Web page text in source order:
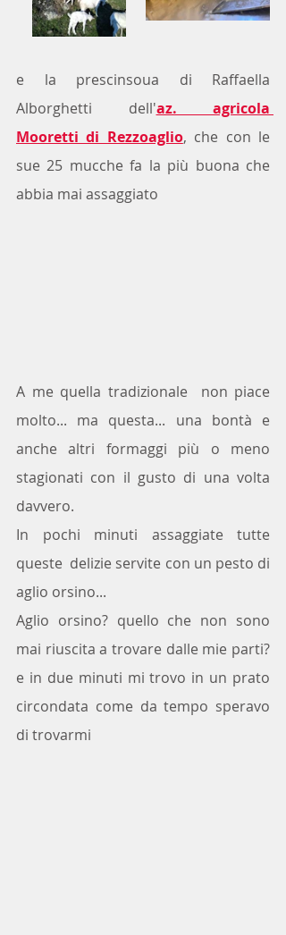
e la prescinsoua di Raffaella
Alborghetti dell'az. agricola
Mooretti di Rezzoaglio, che con le
sue 25 mucche fa la più buona che
abbia mai assaggiato
A me quella tradizionale  non piace
molto... ma questa... una bontà e
anche altri formaggi più o meno
stagionati con il gusto di una volta
davvero.
In pochi minuti assaggiate tutte
queste  delizie servite con un pesto di
aglio orsino...
Aglio orsino? quello che non sono
mai riuscita a trovare dalle mie parti?
e in due minuti mi trovo in un prato
circondata come da tempo speravo
di trovarmi